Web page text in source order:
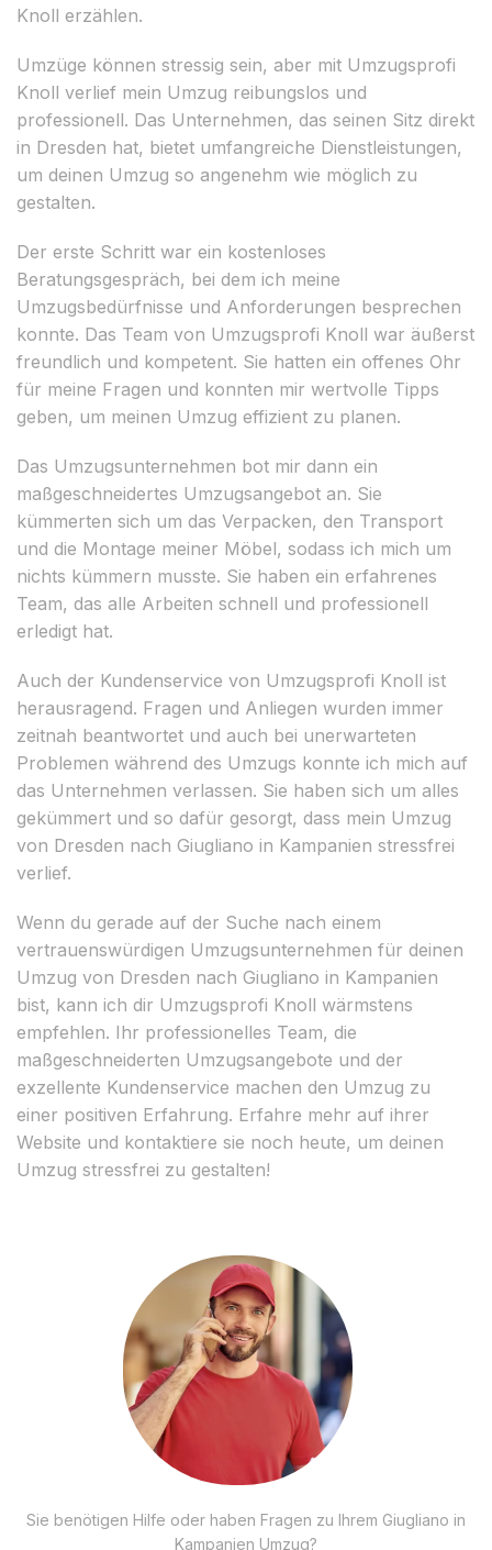
Knoll erzählen.
Umzüge können stressig sein, aber mit Umzugsprofi
Knoll verlief mein Umzug reibungslos und
professionell. Das Unternehmen, das seinen Sitz direkt
in Dresden hat, bietet umfangreiche Dienstleistungen,
um deinen Umzug so angenehm wie möglich zu
gestalten.
Der erste Schritt war ein kostenloses
Beratungsgespräch, bei dem ich meine
Umzugsbedürfnisse und Anforderungen besprechen
konnte. Das Team von Umzugsprofi Knoll war äußerst
freundlich und kompetent. Sie hatten ein offenes Ohr
für meine Fragen und konnten mir wertvolle Tipps
geben, um meinen Umzug effizient zu planen.
Das Umzugsunternehmen bot mir dann ein
maßgeschneidertes Umzugsangebot an. Sie
kümmerten sich um das Verpacken, den Transport
und die Montage meiner Möbel, sodass ich mich um
nichts kümmern musste. Sie haben ein erfahrenes
Team, das alle Arbeiten schnell und professionell
erledigt hat.
Auch der Kundenservice von Umzugsprofi Knoll ist
herausragend. Fragen und Anliegen wurden immer
zeitnah beantwortet und auch bei unerwarteten
Problemen während des Umzugs konnte ich mich auf
das Unternehmen verlassen. Sie haben sich um alles
gekümmert und so dafür gesorgt, dass mein Umzug
von Dresden nach Giugliano in Kampanien stressfrei
verlief.
Wenn du gerade auf der Suche nach einem
vertrauenswürdigen Umzugsunternehmen für deinen
Umzug von Dresden nach Giugliano in Kampanien
bist, kann ich dir Umzugsprofi Knoll wärmstens
empfehlen. Ihr professionelles Team, die
maßgeschneiderten Umzugsangebote und der
exzellente Kundenservice machen den Umzug zu
einer positiven Erfahrung. Erfahre mehr auf ihrer
Website und kontaktiere sie noch heute, um deinen
Umzug stressfrei zu gestalten!
Sie benötigen Hilfe oder haben Fragen zu Ihrem Giugliano in
Kampanien Umzug?